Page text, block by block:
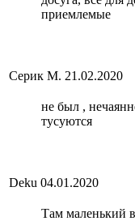
приемлемые
Серик М. 21.02.2020
не был ,
тусуются
Deku 04.01.2020
Там маленький